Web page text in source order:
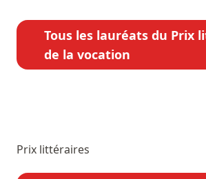
Tous les lauréats du Prix
de la vocation
Prix littéraires